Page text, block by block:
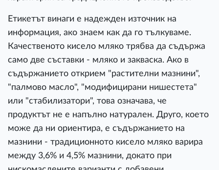
Етикетът винаги е надежден източник на
информация, ако знаем как да го тълкуваме.
Качественото кисело мляко трябва да съдържа
само две съставки - мляко и закваска. Ако в
съдържанието открием "растителни мазнини",
"палмово масло", "модифицирани нишестета"
или "стабилизатори", това означава, че
продуктът не е напълно натурален. Друго, което
може да ни ориентира, е съдържанието на
мазнини - традиционното кисело мляко варира
между 3,6% и 4,5% мазнини, докато при